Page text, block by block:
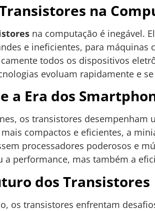
na
na computação é inegável.
e ineficientes, para máquinas
todos os dispositivos
evoluam rapidamente e
a Era dos
os transistores desempenham
compactos e eficientes, a
processadores poderosos e
a performance, mas também a
dos Transistores
os transistores enfrentam